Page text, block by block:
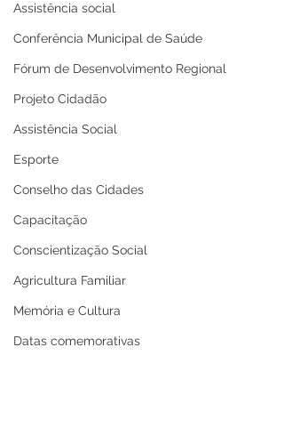
Assistência social
Conferência Municipal de Saúde
Fórum de Desenvolvimento Regional
Projeto Cidadão
Assistência Social
Esporte
Conselho das Cidades
Capacitação
Conscientização Social
Agricultura Familiar
Memória e Cultura
Datas comemorativas